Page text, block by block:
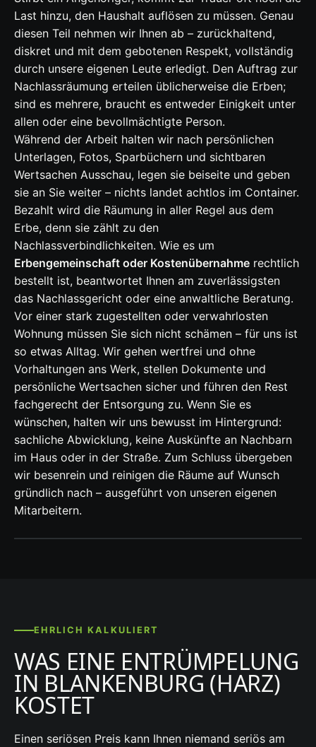
Last hinzu, den Haushalt auflösen zu müssen. Genau
diesen Teil nehmen wir Ihnen ab – zurückhaltend,
diskret und mit dem gebotenen Respekt, vollständig
durch unsere eigenen Leute erledigt. Den Auftrag zur
Nachlassräumung erteilen üblicherweise die Erben;
sind es mehrere, braucht es entweder Einigkeit unter
allen oder eine bevollmächtigte Person.
Während der Arbeit halten wir nach persönlichen
Unterlagen, Fotos, Sparbüchern und sichtbaren
Wertsachen Ausschau, legen sie beiseite und geben
sie an Sie weiter – nichts landet achtlos im Container.
Bezahlt wird die Räumung in aller Regel aus dem
Erbe, denn sie zählt zu den
Nachlassverbindlichkeiten. Wie es um
Erbengemeinschaft oder Kostenübernahme rechtlich
bestellt ist, beantwortet Ihnen am zuverlässigsten
das Nachlassgericht oder eine anwaltliche Beratung.
Vor einer stark zugestellten oder verwahrlosten
Wohnung müssen Sie sich nicht schämen – für uns ist
so etwas Alltag. Wir gehen wertfrei und ohne
Vorhaltungen ans Werk, stellen Dokumente und
persönliche Wertsachen sicher und führen den Rest
fachgerecht der Entsorgung zu. Wenn Sie es
wünschen, halten wir uns bewusst im Hintergrund:
sachliche Abwicklung, keine Auskünfte an Nachbarn
im Haus oder in der Straße. Zum Schluss übergeben
wir besenrein und reinigen die Räume auf Wunsch
gründlich nach – ausgeführt von unseren eigenen
Mitarbeitern.
EHRLICH KALKULIERT
WAS EINE ENTRÜMPELUNG
IN BLANKENBURG (HARZ)
KOSTET
Einen seriösen Preis kann Ihnen niemand seriös am